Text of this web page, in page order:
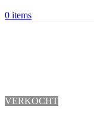
0 items
VERKOCHT